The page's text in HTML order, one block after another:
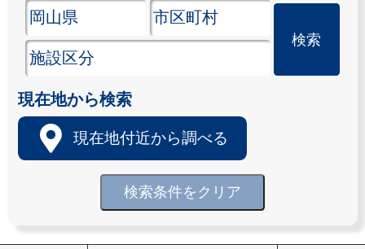
現在地から検索
現在地付近から調べる
検索条件をクリア